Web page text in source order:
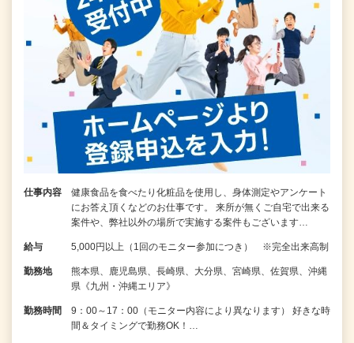
仕事内容
健康食品を食べたり化粧品を使用し、身体測定やアンケート
にお答え頂くなどのお仕事です。 来所が無くご自宅で出来る
案件や、弊社以外の場所で実施する案件もございます…
給与 5,000円以上（1回のモニター参加につき） ※完全出来高制
勤務地
熊本県、鹿児島県、長崎県、大分県、宮崎県、佐賀県、沖縄
県《九州・沖縄エリア》
勤務時間
9：00～17：00（モニター内容により異なります） 好きな時
間＆タイミングで勤務OK！…